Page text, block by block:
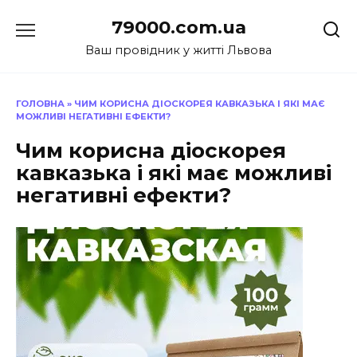
до
79000.com.ua
Ваш провідник у житті Львова
ГОЛОВНА » ЧИМ КОРИСНА ДІОСКОРЕЯ КАВКАЗЬКА І ЯКІ МАЄ
МОЖЛИВІ НЕГАТИВНІ ЕФЕКТИ?
Чим корисна діоскорея
кавказька і які має можливі
негативні ефекти?